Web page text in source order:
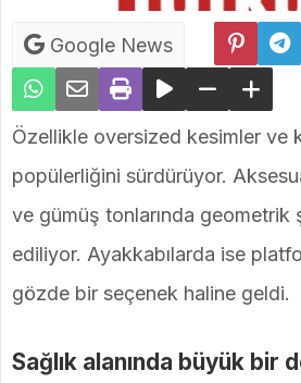
Google News
Özellikle oversized kesimler ve
popülerliğini sürdürüyor.
ve gümüş tonlarında geometrik
ediliyor. Ayakkabılarda ise
gözde bir seçenek haline geldi.
Sağlık alanında büyük bir